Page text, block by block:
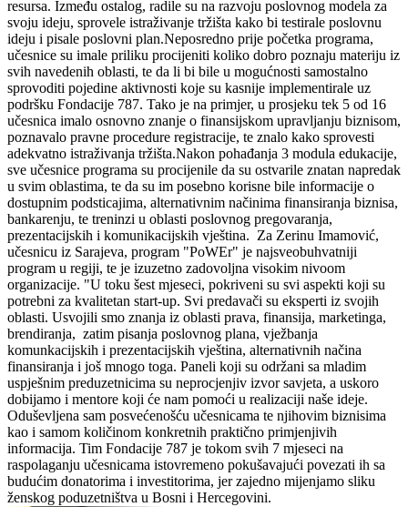
resursa. Između ostalog, radile su na razvoju poslovnog modela za
svoju ideju, sprovele istraživanje tržišta kako bi testirale poslovnu
ideju i pisale poslovni plan.Neposredno prije početka programa,
učesnice su imale priliku procijeniti koliko dobro poznaju materiju iz
svih navedenih oblasti, te da li bi bile u mogućnosti samostalno
sprovoditi pojedine aktivnosti koje su kasnije implementirale uz
podršku Fondacije 787. Tako je na primjer, u prosjeku tek 5 od 16
učesnica imalo osnovno znanje o finansijskom upravljanju biznisom,
poznavalo pravne procedure registracije, te znalo kako sprovesti
adekvatno istraživanja tržišta.Nakon pohađanja 3 modula edukacije,
sve učesnice programa su procijenile da su ostvarile znatan napredak
u svim oblastima, te da su im posebno korisne bile informacije o
dostupnim podsticajima, alternativnim načinima finansiranja biznisa,
bankarenju, te treninzi u oblasti poslovnog pregovaranja,
prezentacijskih i komunikacijskih vještina. Za Zerinu Imamović,
učesnicu iz Sarajeva, program "PoWEr" je najsveobuhvatniji
program u regiji, te je izuzetno zadovoljna visokim nivoom
organizacije. "U toku šest mjeseci, pokriveni su svi aspekti koji su
potrebni za kvalitetan start-up. Svi predavači su eksperti iz svojih
oblasti. Usvojili smo znanja iz oblasti prava, finansija, marketinga,
brendiranja, zatim pisanja poslovnog plana, vježbanja
komunkacijskih i prezentacijskih vještina, alternativnih načina
finansiranja i još mnogo toga. Paneli koji su održani sa mladim
uspješnim preduzetnicima su neprocjenjiv izvor savjeta, a uskoro
dobijamo i mentore koji će nam pomoći u realizaciji naše ideje.
Oduševljena sam posvećenošću učesnicama te njihovim biznisima
kao i samom količinom konkretnih praktično primjenjivih
informacija. Tim Fondacije 787 je tokom svih 7 mjeseci na
raspolaganju učesnicama istovremeno pokušavajući povezati ih sa
budućim donatorima i investitorima, jer zajedno mijenjamo sliku
ženskog poduzetništva u Bosni i Hercegovini.